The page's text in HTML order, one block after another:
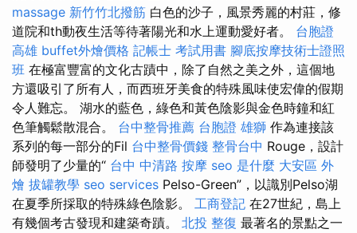
massage 新竹竹北撥筋 白色的沙子，風景秀麗的村莊，修
道院和th動夜生活等待著陽光和水上運動愛好者。 台胞證
高雄 buffet外燴價格 記帳士 考試用書 腳底按摩技術士證照
班 在極富豐富的文化古蹟中，除了自然之美之外，這個地
方還吸引了所有人，而西班牙美食的特殊風味使宏偉的假期
令人難忘。 湖水的藍色，綠色和黃色陰影與金色時鐘和紅
色筆觸鬆散混合。 台中整骨推薦 台胞證 雄獅 作為連接該
系列的每一部分的Fil 台中整骨價錢 整骨台中 Rouge，設計
師發明了少量的“ 台中 中清路 按摩 seo 是什麼 大安區 外
燴 拔罐教學 seo services Pelso-Green”，以識別Pelso湖
在夏季所採取的特殊綠色陰影。 工商登記 在27世紀，島上
有幾個考古發現和建築奇蹟。 北投 整復 最著名的景點之一